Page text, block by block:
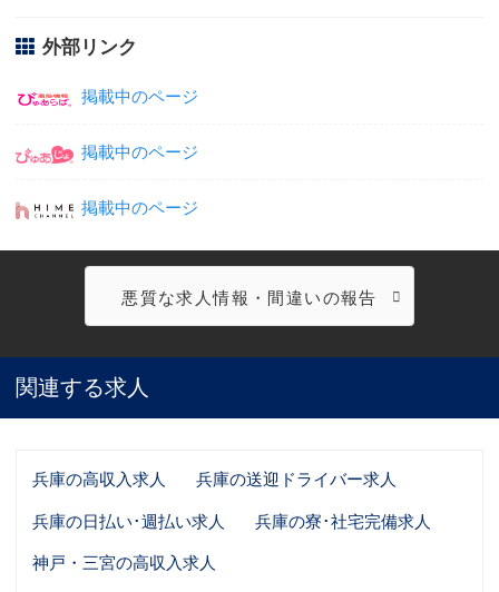
外部リンク
掲載中のページ
掲載中のページ
掲載中のページ
悪質な求人情報・間違いの報告
関連する求人
兵庫の高収入求人
兵庫の送迎ドライバー求人
兵庫の日払い･週払い求人
兵庫の寮･社宅完備求人
神戸・三宮の高収入求人